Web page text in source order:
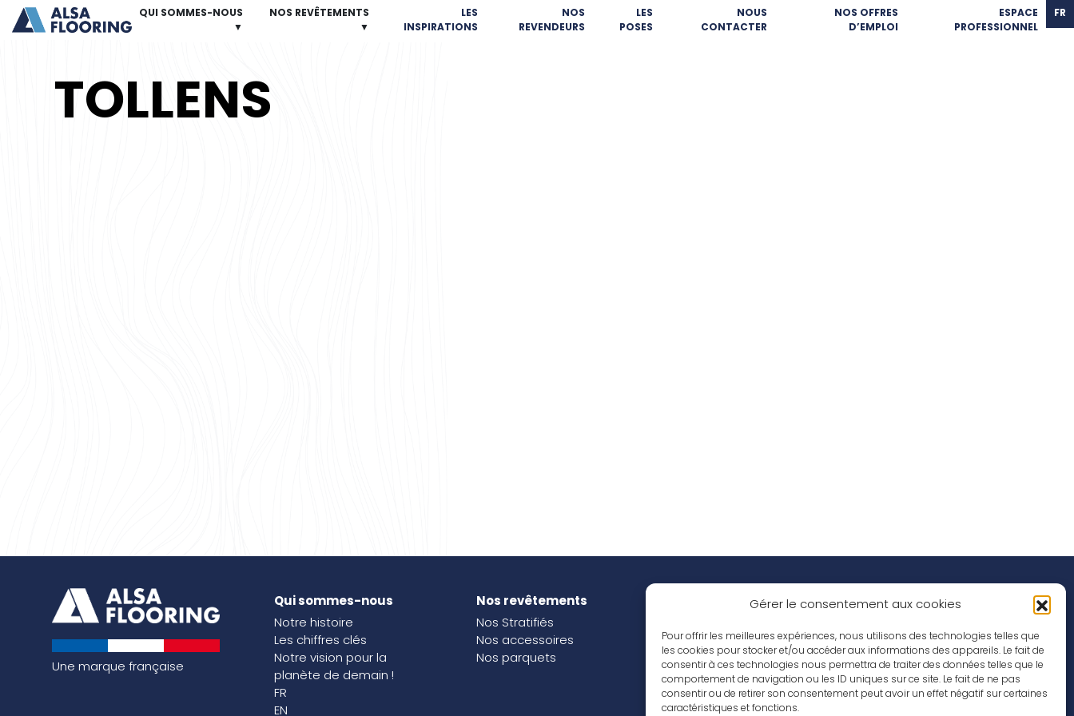
Gérer le consentement aux cookies
Pour offrir les meilleures expériences, nous utilisons des technologies telles que
les cookies pour stocker et/ou accéder aux informations des appareils. Le fait de
consentir à ces technologies nous permettra de traiter des données telles que le
comportement de navigation ou les ID uniques sur ce site. Le fait de ne pas
consentir ou de retirer son consentement peut avoir un effet négatif sur certaines
caractéristiques et fonctions.
QUI SOMMES-NOUS
▼
NOS REVÊTEMENTS
▼
LES
INSPIRATIONS
NOS
REVENDEURS
LES
POSES
NOUS
CONTACTER
NOS OFFRES
D’EMPLOI
ESPACE
PROFESSIONNEL
FR
TOLLENS
Une marque française
Qui sommes-nous
Notre histoire
Les chiffres clés
Notre vision pour la
planète de demain !
FR
EN
Nos revêtements
Nos Stratifiés
Nos accessoires
Nos parquets
Nos inspirations